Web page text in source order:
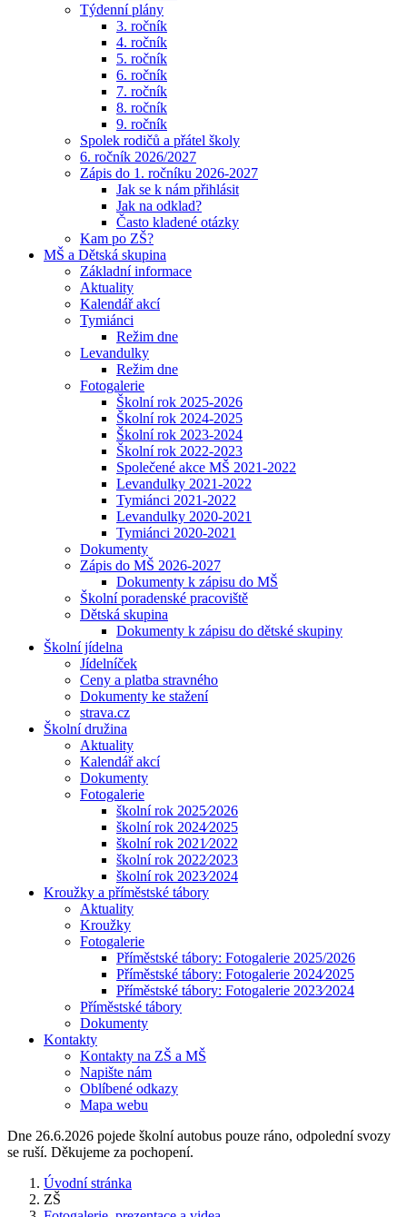
Týdenní plány
3. ročník
4. ročník
5. ročník
6. ročník
7. ročník
8. ročník
9. ročník
Spolek rodičů a přátel školy
6. ročník 2026/2027
Zápis do 1. ročníku 2026-2027
Jak se k nám přihlásit
Jak na odklad?
Často kladené otázky
Kam po ZŠ?
MŠ a Dětská skupina
Základní informace
Aktuality
Kalendář akcí
Tymiánci
Režim dne
Levandulky
Režim dne
Fotogalerie
Školní rok 2025-2026
Školní rok 2024-2025
Školní rok 2023-2024
Školní rok 2022-2023
Společené akce MŠ 2021-2022
Levandulky 2021-2022
Tymiánci 2021-2022
Levandulky 2020-2021
Tymiánci 2020-2021
Dokumenty
Zápis do MŠ 2026-2027
Dokumenty k zápisu do MŠ
Školní poradenské pracoviště
Dětská skupina
Dokumenty k zápisu do dětské skupiny
Školní jídelna
Jídelníček
Ceny a platba stravného
Dokumenty ke stažení
strava.cz
Školní družina
Aktuality
Kalendář akcí
Dokumenty
Fotogalerie
školní rok 2025⁄2026
školní rok 2024⁄2025
školní rok 2021⁄2022
školní rok 2022⁄2023
školní rok 2023⁄2024
Kroužky a příměstské tábory
Aktuality
Kroužky
Fotogalerie
Příměstské tábory: Fotogalerie 2025/2026
Příměstské tábory: Fotogalerie 2024⁄2025
Příměstské tábory: Fotogalerie 2023⁄2024
Příměstské tábory
Dokumenty
Kontakty
Kontakty na ZŠ a MŠ
Napište nám
Oblíbené odkazy
Mapa webu
Dne 26.6.2026 pojede školní autobus pouze ráno, odpolední svozy
se ruší. Děkujeme za pochopení.
Úvodní stránka
ZŠ